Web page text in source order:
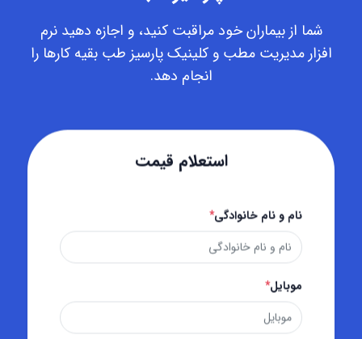
شما از بیماران خود مراقبت کنید، و اجازه دهید نرم
افزار مدیریت مطب و کلینیک پارسیز طب بقیه کارها را
انجام دهد.
استعلام قیمت
نام و نام خانوادگی*
موبایل*